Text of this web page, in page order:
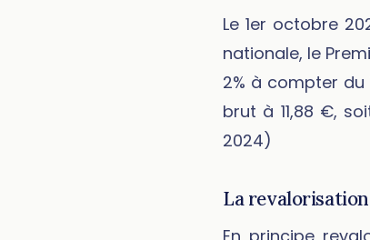
Le 1er octobre
nationale, le
2% à compter du
brut à 11,88 €,
2024)
La